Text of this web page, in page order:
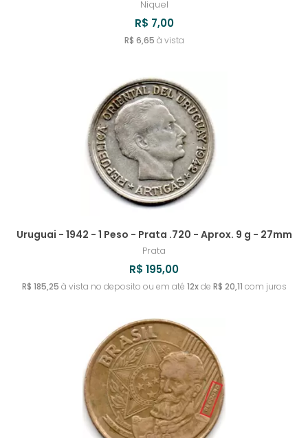
Niquel
R$ 7,00
R$ 6,65 à vista
Uruguai - 1942 - 1 Peso - Prata .720 - Aprox. 9 g - 27mm
Prata
R$ 195,00
R$ 185,25 à vista no deposito ou em até 12xde R$ 20,11 com juros